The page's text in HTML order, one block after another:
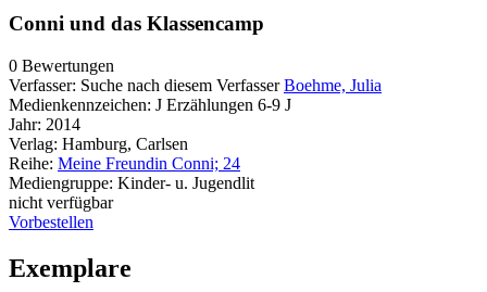
Conni und das Klassencamp
0 Bewertungen
Verfasser: Suche nach diesem Verfasser Boehme, Julia
Medienkennzeichen: J Erzählungen 6-9 J
Jahr: 2014
Verlag: Hamburg, Carlsen
Reihe: Meine Freundin Conni; 24
Mediengruppe: Kinder- u. Jugendlit
nicht verfügbar
Vorbestellen
Exemplare